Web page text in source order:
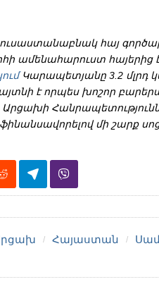
հայ
ամենահարուստ հայերից
Կարապետյանը 3.2 մլրդ
է որպես խոշոր
մի շարք
Հայաստան